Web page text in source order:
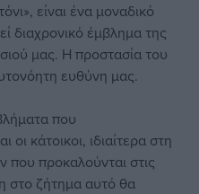
είναι ένα μοναδικό
διαχρονικό έμβλημα της
μας. Η προστασία του
ευθύνη μας.
που
οι κάτοικοι, ιδιαίτερα στη
προκαλούνται στις
στο ζήτημα αυτό θα